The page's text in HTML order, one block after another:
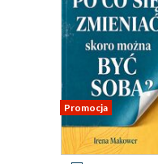
Promocja